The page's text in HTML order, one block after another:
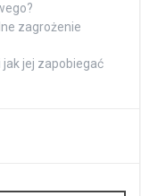
zagrożenie
jak jej zapobiegać